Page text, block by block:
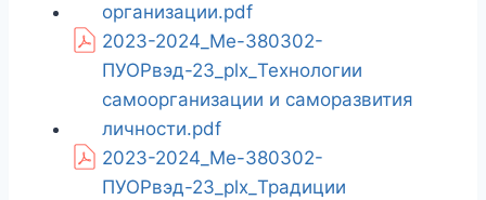
организации.pdf
2023-2024_Ме-380302-
ПУОРвэд-23_plx_Технологии
самоорганизации и саморазвития
личности.pdf
2023-2024_Ме-380302-
ПУОРвэд-23_plx_Традиции